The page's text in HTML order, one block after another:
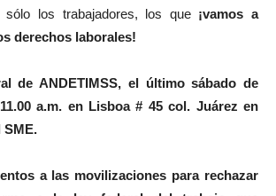
sólo los trabajadores, los que ¡vamos a
derechos laborales!
de ANDETIMSS, el último sábado de
a.m. en Lisboa # 45 col. Juárez en
SME.
a las movilizaciones para rechazar